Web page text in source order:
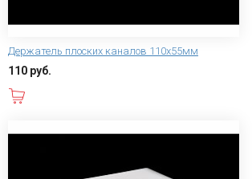
Держатель плоских каналов 110х55мм
110 руб.